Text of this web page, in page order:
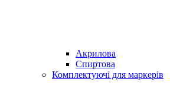
Акрилова
Спиртова
Комплектуючі для маркерів